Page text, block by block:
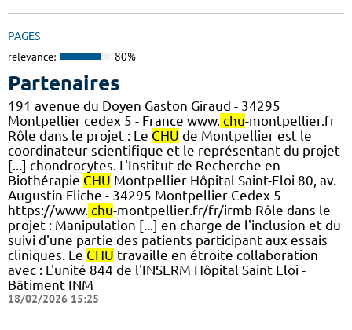
PAGES
relevance: 80%
Partenaires
191 avenue du Doyen Gaston Giraud - 34295
Montpellier cedex 5 - France www. chu-montpellier.fr
Rôle dans le projet : Le CHU de Montpellier est le
coordinateur scientifique et le représentant du projet
[...] chondrocytes. L'Institut de Recherche en
Biothérapie CHU Montpellier Hôpital Saint-Eloi 80, av.
Augustin Fliche - 34295 Montpellier Cedex 5
https://www. chu-montpellier.fr/fr/irmb Rôle dans le
projet : Manipulation [...] en charge de l'inclusion et du
suivi d'une partie des patients participant aux essais
cliniques. Le CHU travaille en étroite collaboration
avec : L'unité 844 de l'INSERM Hôpital Saint Eloi -
Bâtiment INM
18/02/2026 15:25